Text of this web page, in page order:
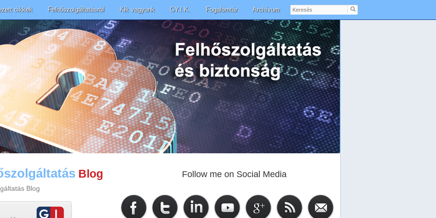
cikkek Felhőszolgáltatásról Kik vagyunk GY.I.K. Fogalomtár Archívum
Keresés
Blog
Blog
Follow me on Social Media